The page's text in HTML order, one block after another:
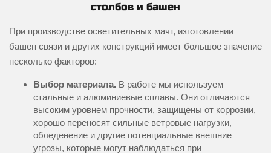
столбов и башен
При производстве осветительных мачт, изготовлении
башен связи и других конструкций имеет большое значение
несколько факторов:
Выбор материала. В работе мы используем
стальные и алюминиевые сплавы. Они отличаются
высоким уровнем прочности, защищены от коррозии,
хорошо переносят сильные ветровые нагрузки,
обледенение и другие потенциальные внешние
угрозы, которые могут наблюдаться при